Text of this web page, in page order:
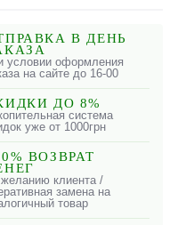
В ДЕНЬ
условии оформления
на сайте до 16-00
ДО 8%
система
уже от 1000грн
ВОЗВРАТ
клиента /
замена на
товар